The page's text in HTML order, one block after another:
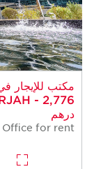
درهم
Office for rent